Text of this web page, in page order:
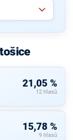
21,05 %
12 hlasů
15,78 %
9 hlasů